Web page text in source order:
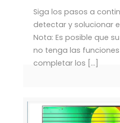
Siga los pasos a
detectar y solucionar
Nota: Es posible que
no tenga las
completar los […]